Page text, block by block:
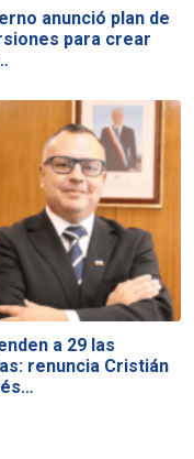
anunció plan de
para crear
a 29 las
renuncia Cristián